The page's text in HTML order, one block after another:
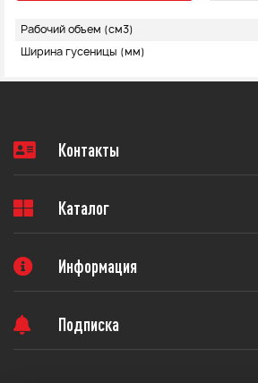
Рабочий объем (см3)
Ширина гусеницы (мм)
Контакты
Каталог
Информация
Подписка